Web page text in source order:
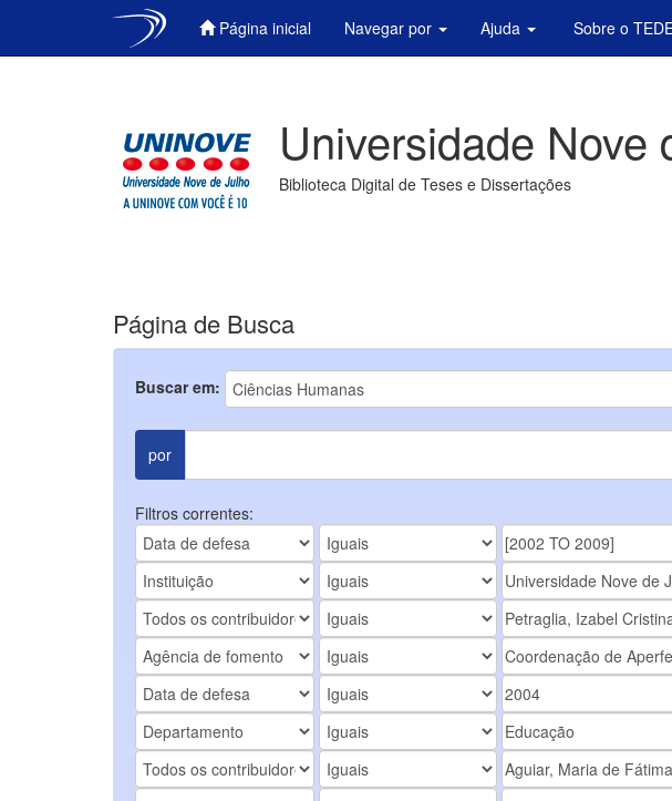
Página inicial Navegar por Ajuda Sobre o
Universidade Nove
Biblioteca Digital de Teses e Dissertações
Página de Busca
Buscar em:
por
Filtros correntes: